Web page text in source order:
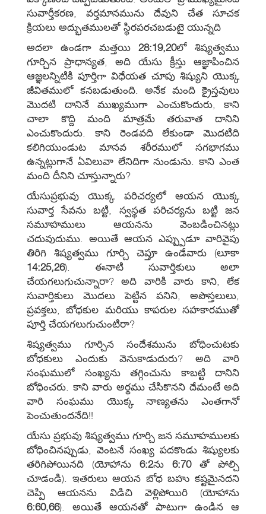
సువార్తీకరణ, వర్తమానమును దేవుని చేత సూచక
క్రియలు అద్భుతములతో స్థిరపరచబడుటై యున్నది
అదలా ఉండగా మత్తయి 28:19,20లో శిష్యత్వము
గూర్చిన ప్రాధాన్యత, అది యేసు క్రీస్తు ఆజ్ఞాపించిన
ఆజ్ఞలన్నిటికి పూర్తిగా విధేయత చూపు శిష్యుని యొక్క
జీవితములో కనబడుతుంది. అనేక మంది క్రైస్తవులు
మొదటి దానినే ముఖ్యముగా ఎంచుకొందురు, కాని
చాలా కొద్ది మంది మాత్రమే తరువాత దానిని
ఎంచుకొందురు. కాని రెండవది లేకుండా మొదటిది
కలిగియుండుట మానవ శరీరములో సగభాగము
ఉన్నట్లుగానే ఏవిలువా లేనిదిగా నుండును. కాని ఎంత
మంది దీనిని చూస్తున్నారు?
యేసుప్రభువు యొక్క పరిచర్యలో ఆయన యొక్క
సువార్త సేవను బట్టి, స్వస్థత పరిచర్యను బట్టి జన
సమూహములు ఆయనను వెంబడించినట్లు
చదువుదుము. అయితే ఆయన ఎప్ప్పుడూ వారివైపు
తిరిగి శిష్యత్వము గూర్చి చెప్తూ ఉండేవారు (లూకా
14:25,26). ఈనాటి సువార్తికులు అలా
చేయగలుగుచున్నారా? అది వారికి వారు కాని, లేక
సువార్తికులు మొదలు పెట్టిన పనిని, అపొస్తలులు,
ప్రవక్తలు, బోధకుల మరియు కాపరుల సహకారముతో
పూర్తి చేయగలుగుచుంటిరా?
శిష్యత్వము గూర్చిన సందేశమును బోధించుటకు
బోధకులు ఎందుకు వెనుకాడుదురు? అది వారి
సంఘములో సంఖ్యను తగ్గించును కాబట్టి దానిని
బోధించరు. కాని వారు అర్థము చేసికొనని దేమంటే అది
వారి సంఘము యొక్క నాణ్యతను ఎంతగానో
పెంచుతుందనేది!!
యేసు ప్రభువు శిష్యత్వము గూర్చి జన సమూహములకు
బోధించినప్పుడు, వెంటనే సంఖ్య పదకొండు శిష్యులకు
తరిగిపోయినది (యోహాను 6:2ను 6:70తో పోల్చి
చూడండి). ఇతరులు ఆయన బోధ బహు కష్టమైనదని
చెప్పి ఆయనను విడిచి వెళ్లిపోయిరి (యోహాను
6:60,66). అయితే ఆయనతో పాటుగా ఉండిన ఆ